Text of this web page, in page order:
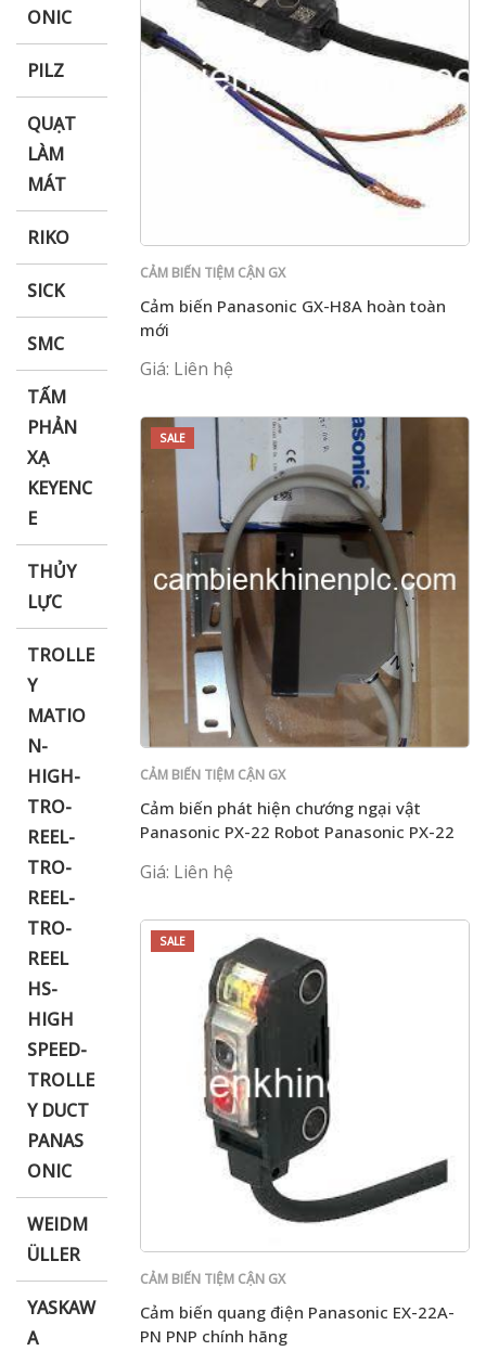
ONIC
PILZ
QUẠT
LÀM
MÁT
RIKO
SICK
SMC
TẤM
PHẢN
XẠ
KEYENC
E
THỦY
LỰC
TROLLE
Y
MATIO
N-
HIGH-
TRO-
REEL-
TRO-
REEL-
TRO-
REEL
HS-
HIGH
SPEED-
TROLLE
Y DUCT
PANAS
ONIC
WEIDM
ÜLLER
YASKAW
A
CẢM BIẾN TIỆM CẬN GX
Cảm biến Panasonic GX-H8A hoàn toàn
mới
Giá: Liên hệ
SALE
CẢM BIẾN TIỆM CẬN GX
Cảm biến phát hiện chướng ngại vật
Panasonic PX-22 Robot Panasonic PX-22
Giá: Liên hệ
SALE
CẢM BIẾN TIỆM CẬN GX
Cảm biến quang điện Panasonic EX-22A-
PN PNP chính hãng